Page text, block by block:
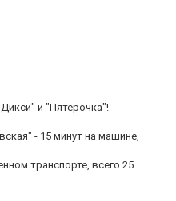
и "Пятёрочка"!
- 15 минут на машине,
транспорте, всего 25